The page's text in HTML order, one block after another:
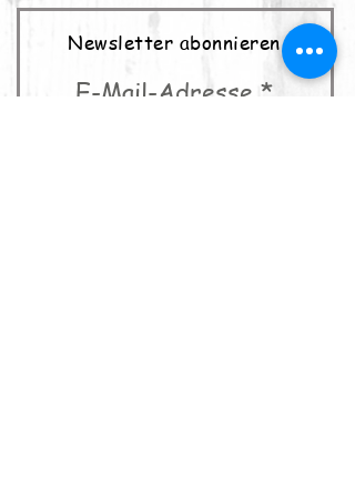
Newsletter abonnieren
E-Mail-Adresse